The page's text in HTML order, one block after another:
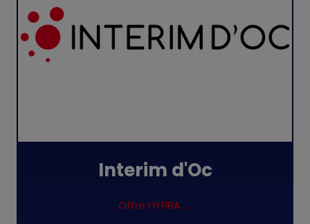
Interim d'Oc
Offre HYPRA ...